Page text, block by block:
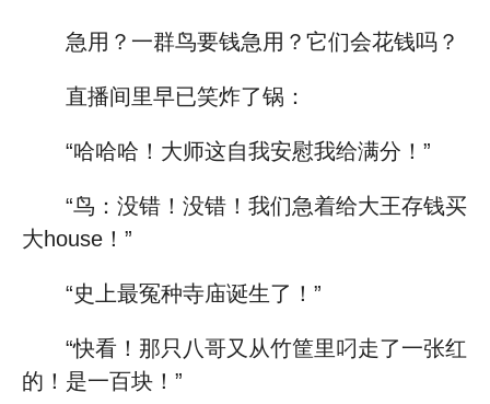
急用？一群鸟要钱急用？它们会花钱吗？
直播间里早已笑炸了锅：
“哈哈哈！大师这自我安慰我给满分！”
“鸟：没错！没错！我们急着给大王存钱买
大house！”
“史上最冤种寺庙诞生了！”
“快看！那只八哥又从竹筐里叼走了一张红
的！是一百块！”